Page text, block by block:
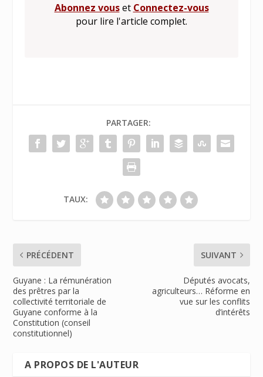
Abonnez vouset Connectez-vous
pour lire l'article complet.
PARTAGER:
TAUX:
PRÉCÉDENT
Guyane : La rémunération
des prêtres par la
collectivité territoriale de
Guyane conforme à la
Constitution (conseil
constitutionnel)
SUIVANT
Députés avocats,
agriculteurs… Réforme en
vue sur les conflits
d’intérêts
A PROPOS DE L'AUTEUR